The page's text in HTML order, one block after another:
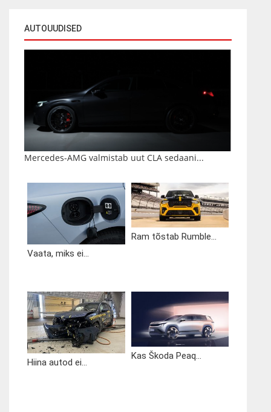
AUTOUUDISED
Mercedes-AMG valmistab uut CLA sedaani...
Vaata, miks ei...
Ram tõstab Rumble...
Hiina autod ei...
Kas Škoda Peaq...